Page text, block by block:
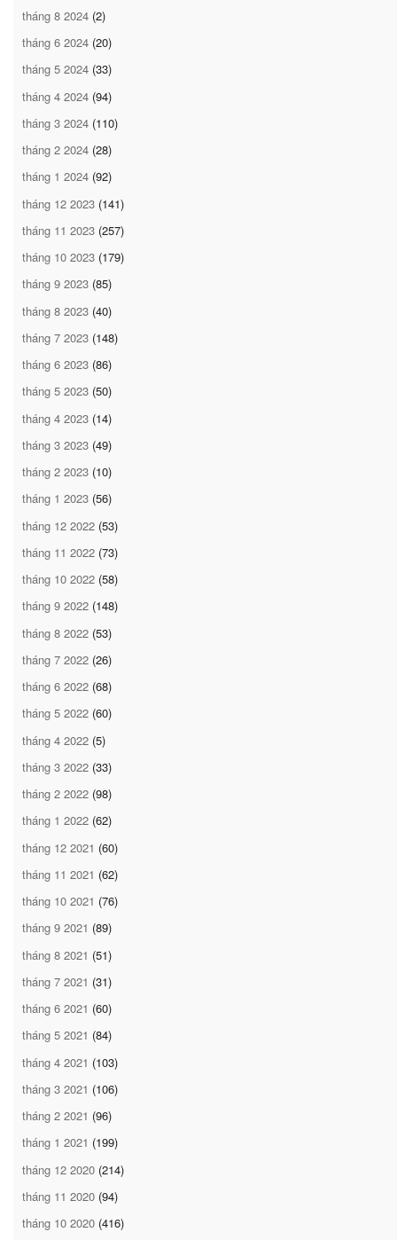
tháng 8 2024 (2)
tháng 6 2024 (20)
tháng 5 2024 (33)
tháng 4 2024 (94)
tháng 3 2024 (110)
tháng 2 2024 (28)
tháng 1 2024 (92)
tháng 12 2023 (141)
tháng 11 2023 (257)
tháng 10 2023 (179)
tháng 9 2023 (85)
tháng 8 2023 (40)
tháng 7 2023 (148)
tháng 6 2023 (86)
tháng 5 2023 (50)
tháng 4 2023 (14)
tháng 3 2023 (49)
tháng 2 2023 (10)
tháng 1 2023 (56)
tháng 12 2022 (53)
tháng 11 2022 (73)
tháng 10 2022 (58)
tháng 9 2022 (148)
tháng 8 2022 (53)
tháng 7 2022 (26)
tháng 6 2022 (68)
tháng 5 2022 (60)
tháng 4 2022 (5)
tháng 3 2022 (33)
tháng 2 2022 (98)
tháng 1 2022 (62)
tháng 12 2021 (60)
tháng 11 2021 (62)
tháng 10 2021 (76)
tháng 9 2021 (89)
tháng 8 2021 (51)
tháng 7 2021 (31)
tháng 6 2021 (60)
tháng 5 2021 (84)
tháng 4 2021 (103)
tháng 3 2021 (106)
tháng 2 2021 (96)
tháng 1 2021 (199)
tháng 12 2020 (214)
tháng 11 2020 (94)
tháng 10 2020 (416)